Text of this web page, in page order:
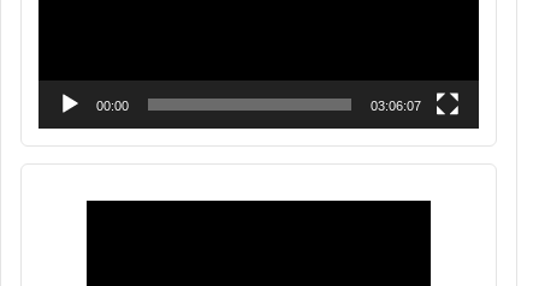
00:00 03:06:07